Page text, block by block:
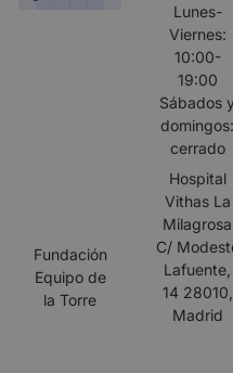
Fundación
Equipo de
la Torre
Lunes-
Viernes:
10:00-
19:00
Sábados
domingos:
cerrado
Hospital
Vithas La
Milagrosa
C/
Lafuente,
14 28010,
Madrid